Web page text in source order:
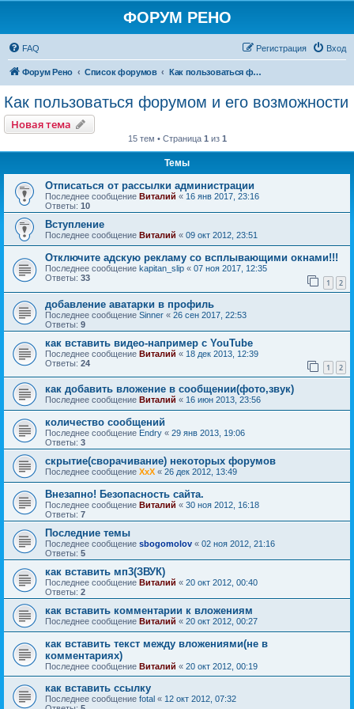
ФОРУМ РЕНО
FAQ Вход
Регистрация
Форум Рено Список форумов Как пользоваться форумом и его возможности
Как пользоваться форумом и его возможности
Новая тема
15 тем • Страница 1 из 1
Темы
Отписаться от рассылки администрации
Последнее сообщение Виталий « 16 янв 2017, 23:16
Ответы: 10
Вступление
Последнее сообщение Виталий « 09 окт 2012, 23:51
Отключите адскую рекламу со всплывающими окнами!!!
Последнее сообщение kapitan_slip « 07 ноя 2017, 12:35
Ответы: 33 1 2
добавление аватарки в профиль
Последнее сообщение Sinner « 26 сен 2017, 22:53
Ответы: 9
как вставить видео-например с YouTube
Последнее сообщение Виталий « 18 дек 2013, 12:39
Ответы: 24 1 2
как добавить вложение в сообщении(фото,звук)
Последнее сообщение Виталий « 16 июн 2013, 23:56
количество сообщений
Последнее сообщение Endry « 29 янв 2013, 19:06
Ответы: 3
скрытие(сворачивание) некоторых форумов
Последнее сообщение ХхХ « 26 дек 2012, 13:49
Внезапно! Безопасность сайта.
Последнее сообщение Виталий « 30 ноя 2012, 16:18
Ответы: 7
Последние темы
Последнее сообщение sbogomolov « 02 ноя 2012, 21:16
Ответы: 5
как вставить мп3(ЗВУК)
Последнее сообщение Виталий « 20 окт 2012, 00:40
Ответы: 2
как вставить комментарии к вложениям
Последнее сообщение Виталий « 20 окт 2012, 00:27
как вставить текст между вложениями(не в
комментариях)
Последнее сообщение Виталий « 20 окт 2012, 00:19
как вставить ссылку
Последнее сообщение fotal « 12 окт 2012, 07:32